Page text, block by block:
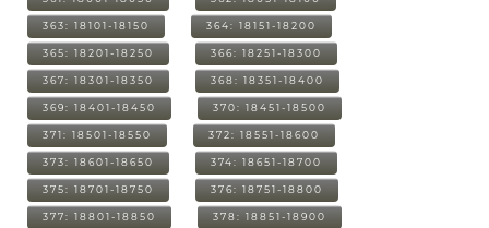
363: 18101-18150 364: 18151-18200
365: 18201-18250 366: 18251-18300
367: 18301-18350 368: 18351-18400
369: 18401-18450 370: 18451-18500
371: 18501-18550 372: 18551-18600
373: 18601-18650 374: 18651-18700
375: 18701-18750 376: 18751-18800
377: 18801-18850 378: 18851-18900